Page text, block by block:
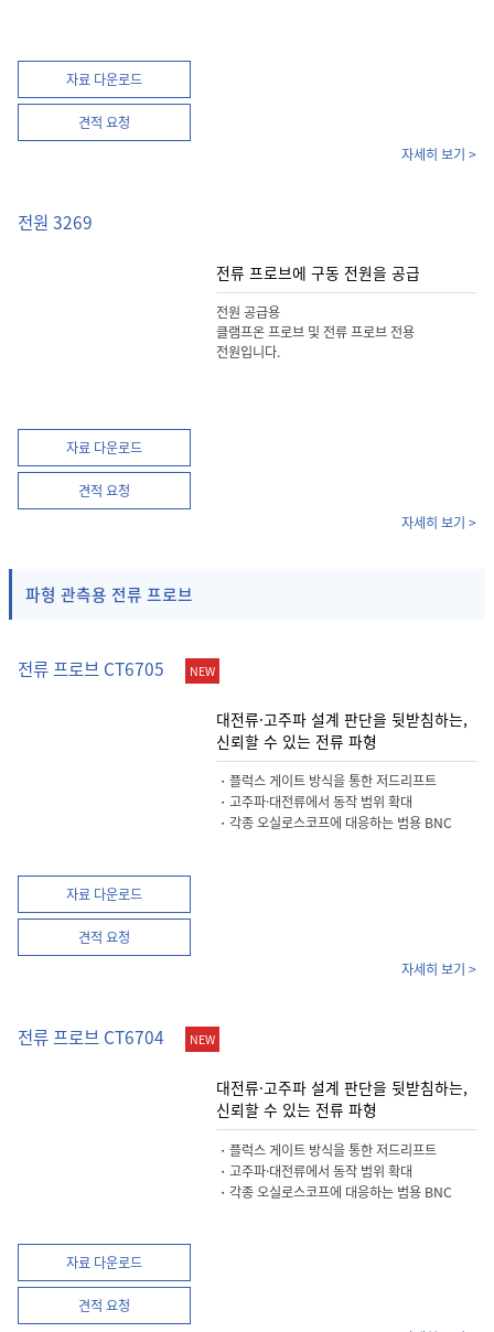
자료 다운로드
견적 요청
자세히 보기 >
전원 3269
자료 다운로드
견적 요청
전류 프로브에 구동 전원을 공급
전원 공급용
클램프온 프로브 및 전류 프로브 전용
전원입니다.
자세히 보기 >
파형 관측용 전류 프로브
전류 프로브 CT6705 NEW
자료 다운로드
견적 요청
대전류·고주파 설계 판단을 뒷받침하는,
신뢰할 수 있는 전류 파형
・플럭스 게이트 방식을 통한 저드리프트
・고주파·대전류에서 동작 범위 확대
・각종 오실로스코프에 대응하는 범용 BNC
자세히 보기 >
전류 프로브 CT6704 NEW
자료 다운로드
견적 요청
대전류·고주파 설계 판단을 뒷받침하는,
신뢰할 수 있는 전류 파형
・플럭스 게이트 방식을 통한 저드리프트
・고주파·대전류에서 동작 범위 확대
・각종 오실로스코프에 대응하는 범용 BNC